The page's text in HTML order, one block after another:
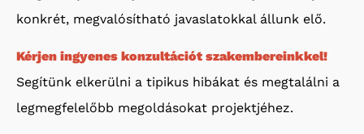
konkrét, megvalósítható javaslatokkal állunk elő.
Kérjen ingyenes konzultációt szakembereinkkel!
Segítünk elkerülni a tipikus hibákat és megtalálni a
legmegfelelőbb megoldásokat projektjéhez.